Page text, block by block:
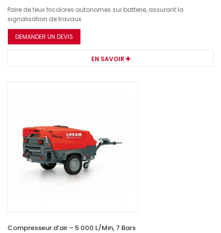
Paire de feux tricolores autonomes sur batterie, assurant la
signalisation de travaux.
DEMANDER UN DEVIS
EN SAVOIR
Compresseur d’air – 5 000 L/Min, 7 Bars